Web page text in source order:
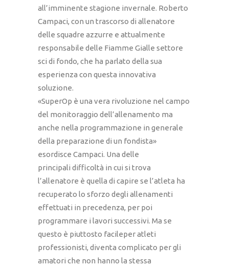
all’imminente stagione invernale. Roberto
Campaci, con un trascorso di allenatore
delle squadre azzurre e attualmente
responsabile delle Fiamme Gialle settore
sci di fondo, che ha parlato della sua
esperienza con questa innovativa
soluzione.
«SuperOp è una vera rivoluzione nel campo
del monitoraggio dell’allenamento ma
anche nella programmazione in generale
della preparazione di un fondista»
esordisce Campaci. Una delle
principali difficoltà in cui si trova
l’allenatore è quella di capire se l’atleta ha
recuperato lo sforzo degli allenamenti
effettuati in precedenza, per poi
programmare i lavori successivi. Ma se
questo è piuttosto facileper atleti
professionisti, diventa complicato per gli
amatori che non hanno la stessa